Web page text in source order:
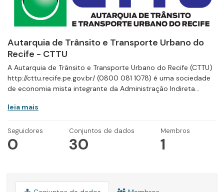
Autarquia de Trânsito e Transporte Urbano do
Recife - CTTU
A Autarquia de Trânsito e Transporte Urbano do Recife (CTTU)
http://cttu.recife.pe.gov.br/ (0800 081 1078) é uma sociedade
de economia mista integrante da Administração Indireta...
leia mais
Seguidores
0
Conjuntos de dados
30
Membros
1